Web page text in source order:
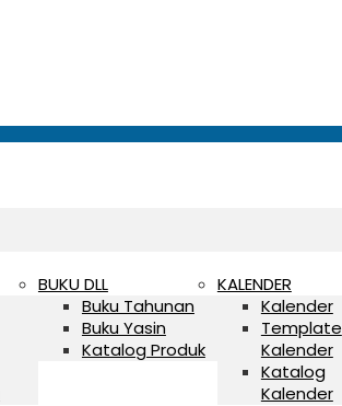
BUKU DLL
Buku Tahunan
Buku Yasin
Katalog Produk
KALENDER
Kalender
Template
Kalender
Katalog
Kalender